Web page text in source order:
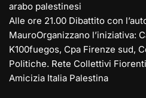
arabo palestinesi
Alle ore 21.00 Dibattito con
MauroOrganizzano l’iniziativa:
K100fuegos, Cpa Firenze sud,
Politiche. Rete Collettivi
Amicizia Italia Palestina